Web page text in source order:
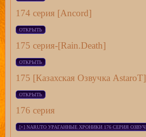
174 серия [Ancord]
175 серия-[Rain.Death]
175 [Казахская Озвучка AstaroT]
176 серия